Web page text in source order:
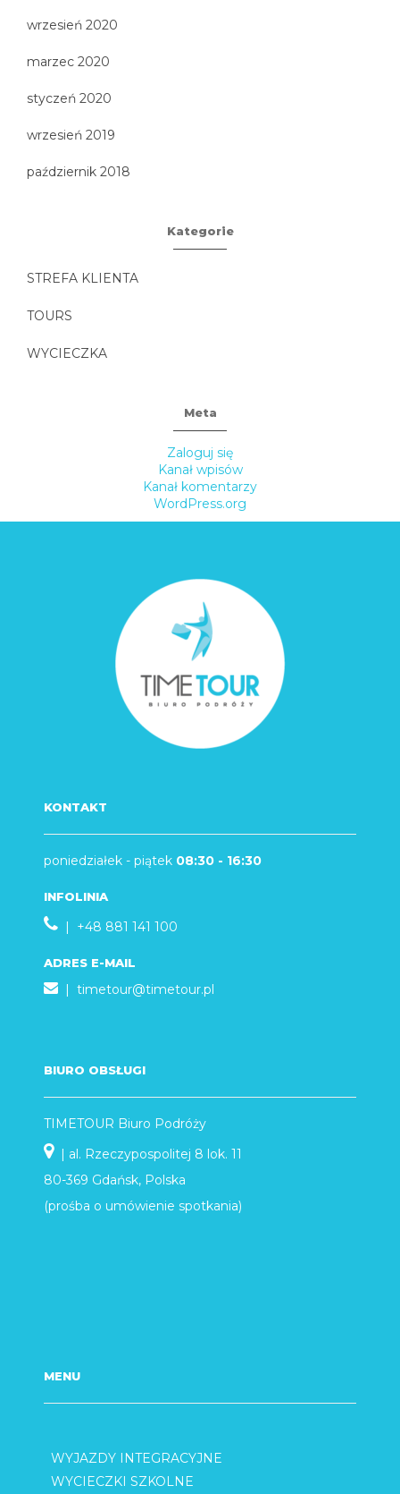
wrzesień 2020
marzec 2020
styczeń 2020
wrzesień 2019
październik 2018
Kategorie
STREFA KLIENTA
TOURS
WYCIECZKA
Meta
Zaloguj się
Kanał wpisów
Kanał komentarzy
WordPress.org
KONTAKT
poniedziałek - piątek 08:30 - 16:30
INFOLINIA
| +48 881 141 100
ADRES E-MAIL
| timetour@timetour.pl
BIURO OBSŁUGI
TIMETOUR Biuro Podróży
| al. Rzeczypospolitej 8 lok. 11
80-369 Gdańsk, Polska
(prośba o umówienie spotkania)
MENU
WYJAZDY INTEGRACYJNE
WYCIECZKI SZKOLNE